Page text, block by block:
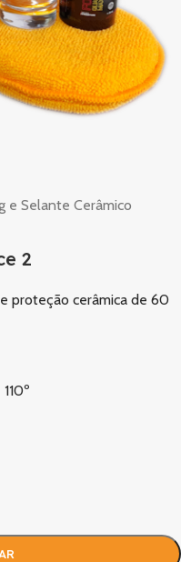
e Selante Cerâmico
2
proteção cerâmica de 60